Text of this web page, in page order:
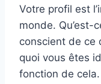
Votre profil est
monde. Qu’est-
conscient de ce
quoi vous êtes
fonction de cela.